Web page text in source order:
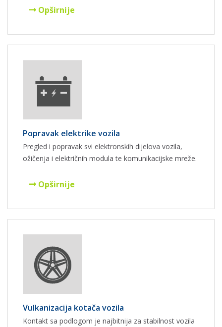
Opširnije
Popravak elektrike vozila
Pregled i popravak svi elektronskih dijelova vozila,
ožičenja i električnih modula te komunikacijske mreže.
Opširnije
Vulkanizacija kotača vozila
Kontakt sa podlogom je najbitnija za stabilnost vozila